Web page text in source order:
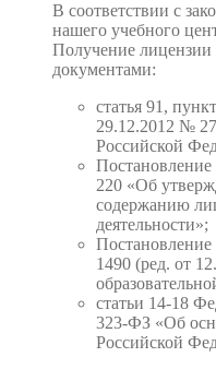
В соответствии с
нашего учебного
Получение лицензии
документами:
статья 91,
29.12.2012 №
Российской
220 «Об
содержанию
деятельности»;
1490 (ред. от
статьи 14-18
323-ФЗ «Об
Российской